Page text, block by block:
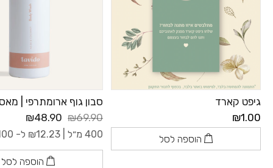
גיפט קארד
₪1.00
הוספה לסל
סבון גוף ארומתרפי |
₪69.90
₪48.90
400 מ״ל | ₪12.23 ל- 100 מ"ל
הוספה לסל